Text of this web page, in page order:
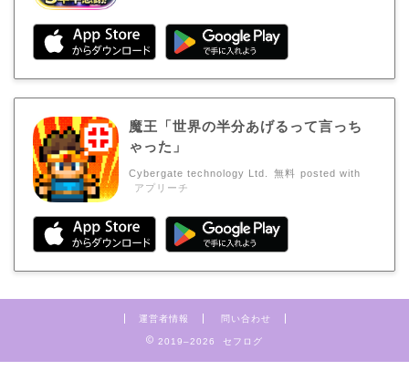
魔王「世界の半分あげるって言っち
ゃった」
Cybergate technology Ltd. 無料 posted with
アプリーチ
運営者情報 問い合わせ
2019–2026 セフログ